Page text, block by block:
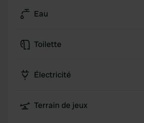
Eau
Toilette
Électricité
Terrain de jeux